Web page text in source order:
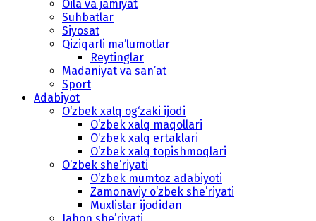
Oila va jamiyat
Suhbatlar
Siyosat
Qiziqarli ma’lumotlar
Reytinglar
Madaniyat va san’at
Sport
Adabiyot
O‘zbek xalq og‘zaki ijodi
O‘zbek xalq maqollari
O‘zbek xalq ertaklari
O‘zbek xalq topishmoqlari
O‘zbek she’riyati
O‘zbek mumtoz adabiyoti
Zamonaviy o‘zbek she’riyati
Muxlislar ijodidan